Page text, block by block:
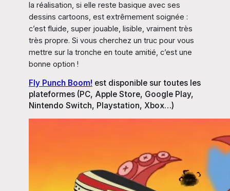
la réalisation, si elle reste basique avec ses
dessins cartoons, est extrêmement soignée :
c’est fluide, super jouable, lisible, vraiment très
très propre. Si vous cherchez un truc pour vous
mettre sur la tronche en toute amitié, c’est une
bonne option !
Fly Punch Boom! est disponible sur toutes les
plateformes (PC, Apple Store, Google Play,
Nintendo Switch, Playstation, Xbox…)